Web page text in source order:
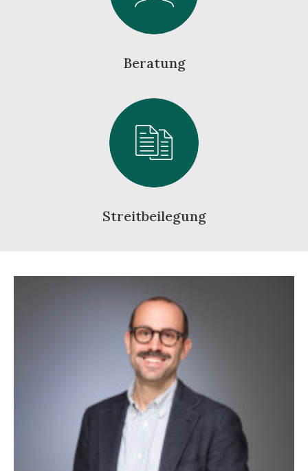
Beratung
Streitbeilegung